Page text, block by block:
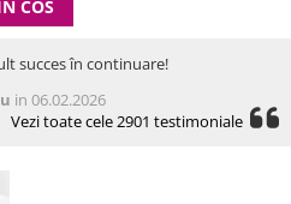
COS
succes în continuare!
in 06.02.2026
Vezi toate cele 2901 testimoniale